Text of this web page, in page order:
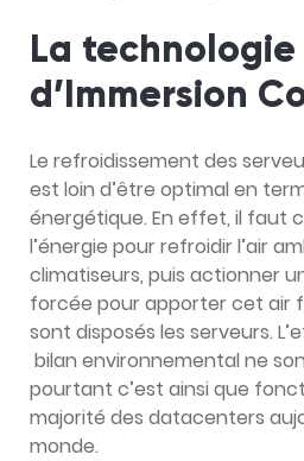
La technologie
d’Immersion
Le refroidissement des
est loin d’être optimal en
énergétique. En effet, il faut
l’énergie pour refroidir l’air
climatiseurs, puis actionner
forcée pour apporter cet air
sont disposés les serveurs.
bilan environnemental ne
pourtant c’est ainsi que
majorité des datacenters
monde.